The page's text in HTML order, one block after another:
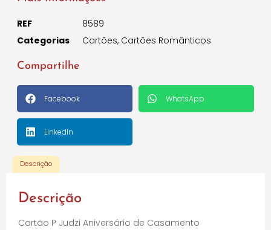
REF
8589
Categorias
Cartões, Cartões Românticos
Compartilhe
Facebook WhatsApp
LinkedIn
Descrição
Descrição
Cartão P Judzi Aniversário de Casamento